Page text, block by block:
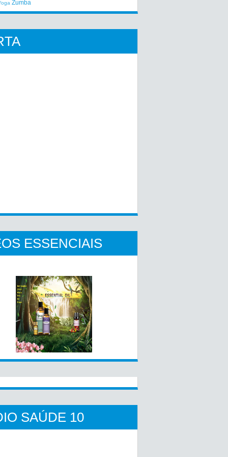
Zumba
ESSENCIAIS
SAÚDE 10